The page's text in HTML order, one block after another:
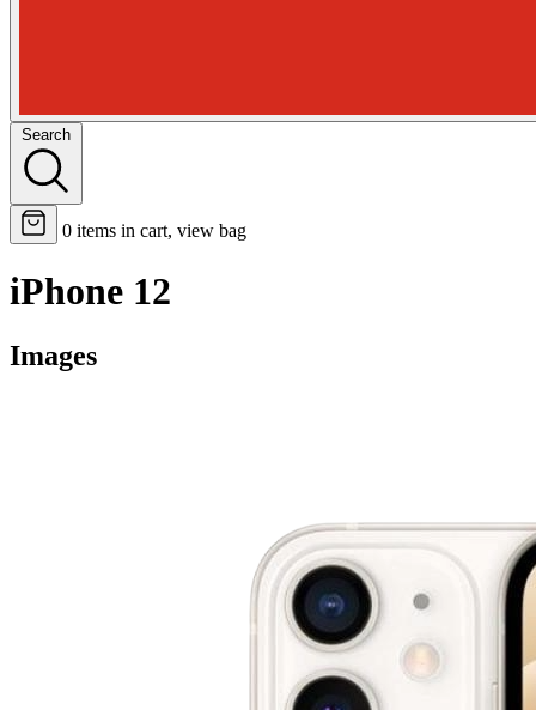
Search
0 items in cart, view bag
iPhone 12
Images